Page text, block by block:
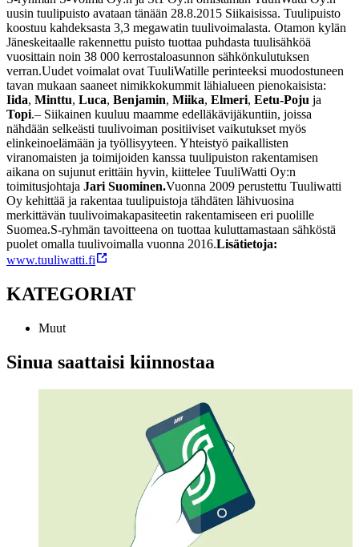
uusin tuulipuisto avataan tänään 28.8.2015 Siikaisissa. Tuulipuisto
koostuu kahdeksasta 3,3 megawatin tuulivoimalasta. Otamon kylän
Jäneskeitaalle rakennettu puisto tuottaa puhdasta tuulisähköä
vuosittain noin 38 000 kerrostaloasunnon sähkönkulutuksen
verran.Uudet voimalat ovat TuuliWatille perinteeksi muodostuneen
tavan mukaan saaneet nimikkokummit lähialueen pienokaisista:
Iida, Minttu, Luca, Benjamin, Miika, Elmeri, Eetu-Poju ja
Topi.– Siikainen kuuluu maamme edelläkävijäkuntiin, joissa
nähdään selkeästi tuulivoiman positiiviset vaikutukset myös
elinkeinoelämään ja työllisyyteen. Yhteistyö paikallisten
viranomaisten ja toimijoiden kanssa tuulipuiston rakentamisen
aikana on sujunut erittäin hyvin, kiittelee TuuliWatti Oy:n
toimitusjohtaja Jari Suominen.Vuonna 2009 perustettu Tuuliwatti
Oy kehittää ja rakentaa tuulipuistoja tähdäten lähivuosina
merkittävän tuulivoimakapasiteetin rakentamiseen eri puolille
Suomea.S-ryhmän tavoitteena on tuottaa kuluttamastaan sähköstä
puolet omalla tuulivoimalla vuonna 2016.Lisätietoja:
www.tuuliwatti.fi
KATEGORIAT
Muut
Sinua saattaisi kiinnostaa